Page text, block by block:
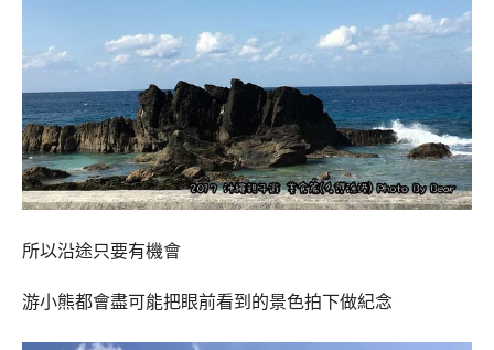
所以沿途只要有機會
游小熊都會盡可能把眼前看到的景色拍下做紀念